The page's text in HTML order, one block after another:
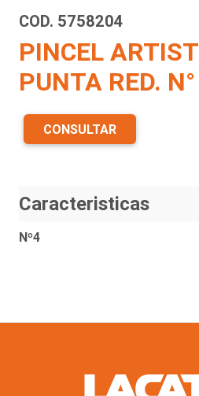
COD. 5758204
PINCEL
PUNTA RED.
CONSULTAR
Caracteristicas
Nº4